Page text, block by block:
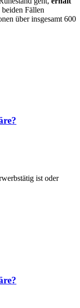
Fällen
über insgesamt 600
ist oder